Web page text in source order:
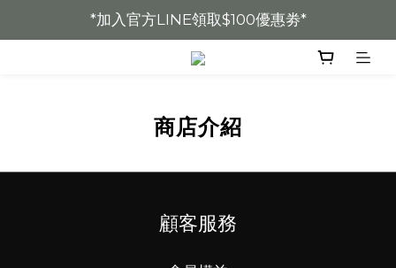
* 加入會員全館8折 *
*加入官方LINE領取$100優惠劵*
* 加入會員全館8折 *
商店介紹
顧客服務